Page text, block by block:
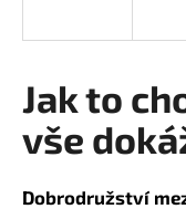
Jak to
vše
Dobrodružství
í
t
?